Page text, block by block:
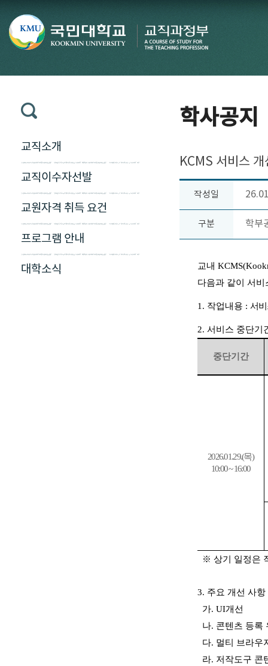
교직소개
교직이수자선발
교원자격 취득 요건
프로그램 안내
대학소식
학사공지
KCMS 서비스
작성일
구분 학부
교내
다음과 같이 서
1. 작업내용 : 서
2. 서비스 중단기
중단기간
2026.01.29.(목)
10:00 ~ 16:00
※ 상기 일정은
3. 주요 개선 사항
가. UI개선
나. 콘텐츠 등록
다. 멀티 브라우
라. 저작도구 콘